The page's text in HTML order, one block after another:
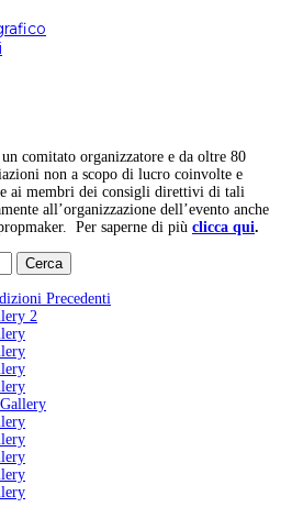
comitato organizzatore e da oltre 80
non a scopo di lucro coinvolte e
ai membri dei consigli direttivi di tali
all’organizzazione dell’evento anche
Per saperne di più clicca qui.
Precedenti
2